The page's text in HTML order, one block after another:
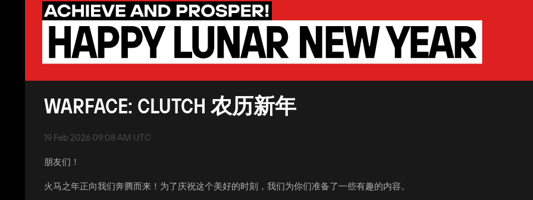
WARFACE: CLUTCH 农历新年
19 Feb 2026 09:08 AM UTC
朋友们！
火马之年正向我们奔腾而来！为了庆祝这个美好的时刻，我们为你们准备了一些有趣的内容。